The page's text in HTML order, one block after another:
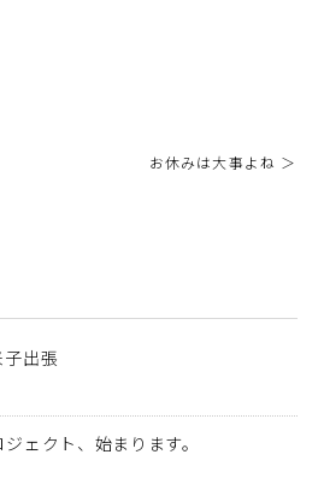
お休みは大事よね ＞
出張
ェクト、始まります。